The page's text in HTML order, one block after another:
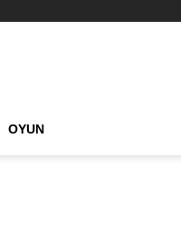
OYUN